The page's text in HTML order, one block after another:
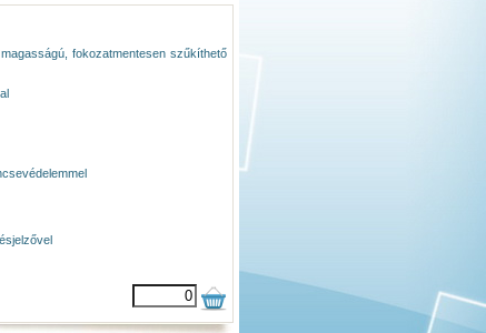
fokozatmentesen szűkíthető